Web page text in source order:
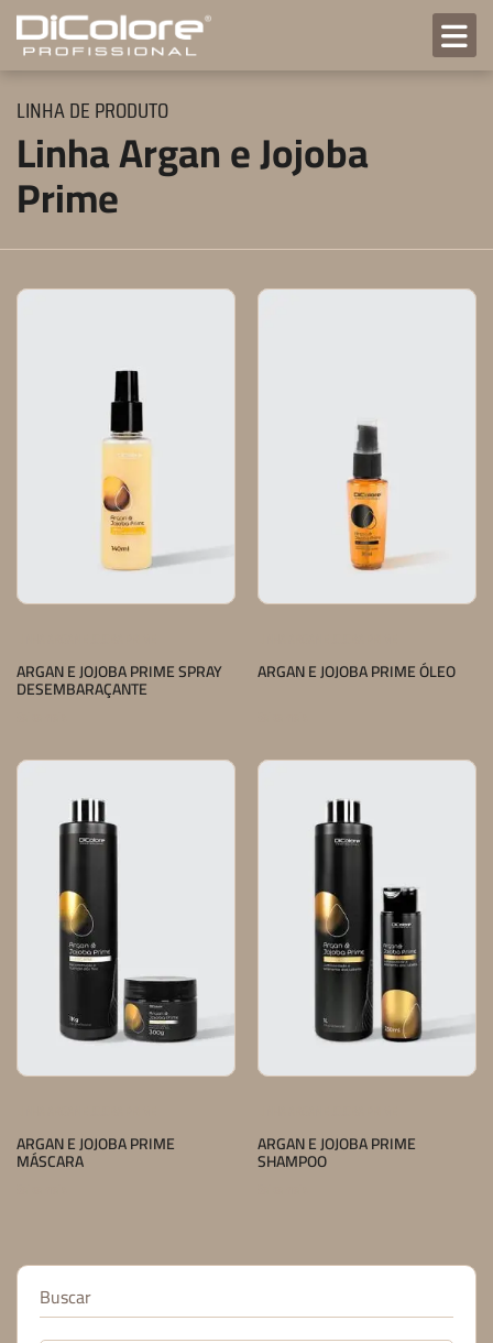
LINHA DE PRODUTO
Linha Argan e Jojoba
Prime
Buscar
ARGAN E JOJOBA PRIME SPRAY
DESEMBARAÇANTE
ARGAN E JOJOBA PRIME ÓLEO
ARGAN E JOJOBA PRIME
MÁSCARA
ARGAN E JOJOBA PRIME
SHAMPOO